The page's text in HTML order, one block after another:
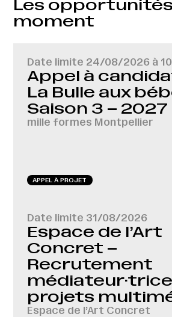
Les
moment
Date limite 24/08/2026 à
Appel à
La Bulle aux
Saison 3 – 2027
mille formes Montpellier
APPEL À PROJET
Date limite 31/08/2026
Espace de l’Art
Concret –
Recrutement
projets
Espace de l’Art Concret